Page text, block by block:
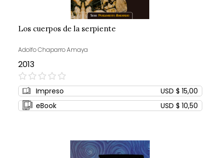
Los cuerpos de la serpiente
Adolfo Chaparro Amaya
2013
0%
Impreso
USD $ 15,00
eBook
USD $ 10,50